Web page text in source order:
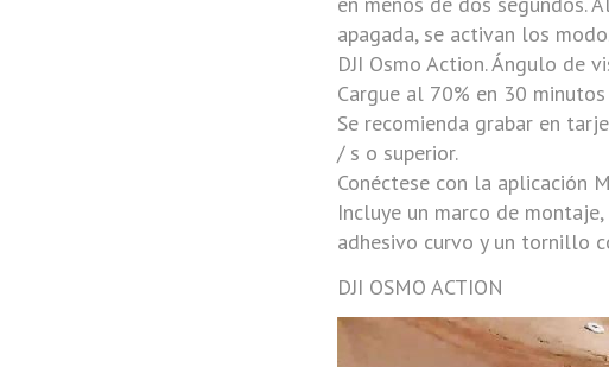
apagada, se activan los
DJI Osmo Action. Ángulo de
Cargue al 70% en 30
Se recomienda grabar en
/ s o superior.
Conéctese con la aplicación
Incluye un marco de
adhesivo curvo y un tornillo
DJI OSMO ACTION